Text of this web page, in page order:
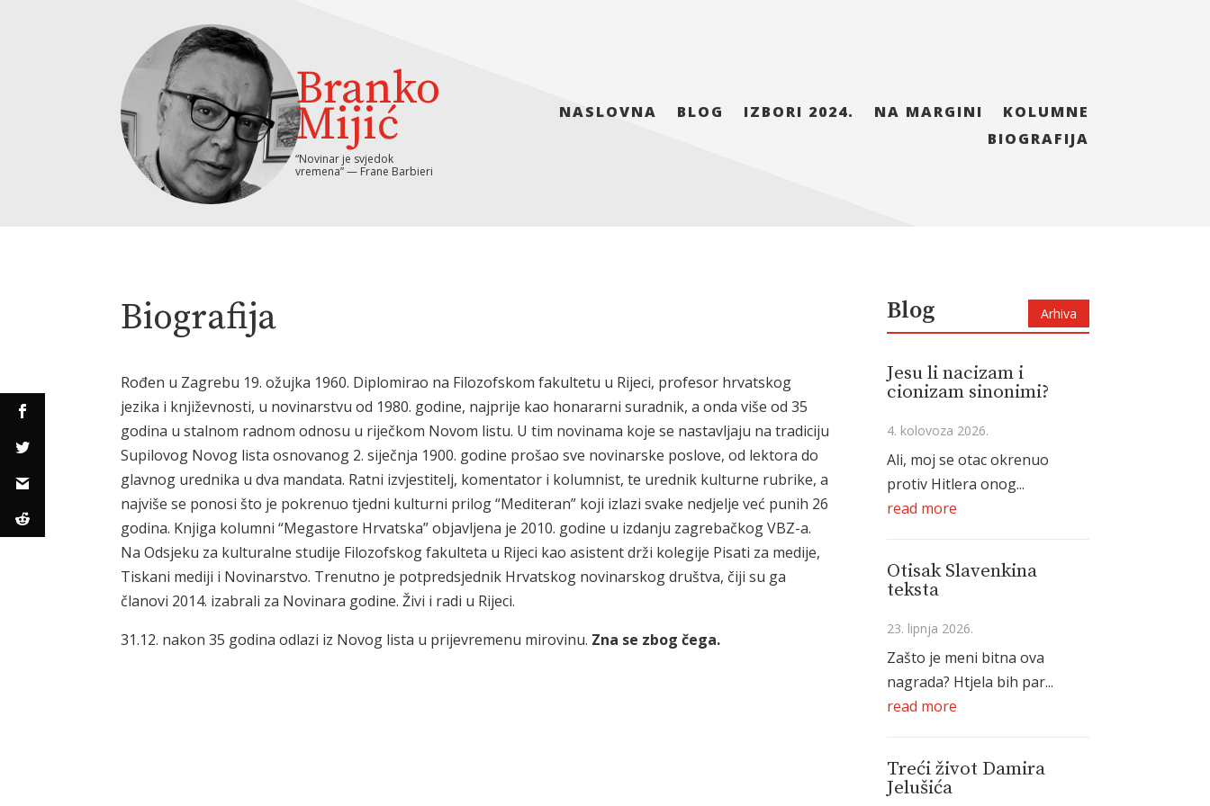
Branko
Mijić
“Novinar je svjedok
vremena” — Frane Barbieri
NASLOVNA BLOG IZBORI 2024. NA MARGINI
KOLUMNE
BIOGRAFIJA
Biografija
Rođen u Zagrebu 19. ožujka 1960. Diplomirao na Filozofskom fakultetu u Rijeci, profesor hrvatskog
jezika i književnosti, u novinarstvu od 1980. godine, najprije kao honararni suradnik, a onda više od 35
godina u stalnom radnom odnosu u riječkom Novom listu. U tim novinama koje se nastavljaju na tradiciju
Supilovog Novog lista osnovanog 2. siječnja 1900. godine prošao sve novinarske poslove, od lektora do
glavnog urednika u dva mandata. Ratni izvjestitelj, komentator i kolumnist, te urednik kulturne rubrike, a
najviše se ponosi što je pokrenuo tjedni kulturni prilog “Mediteran” koji izlazi svake nedjelje već punih 26
godina. Knjiga kolumni “Megastore Hrvatska” objavljena je 2010. godine u izdanju zagrebačkog VBZ-a.
Na Odsjeku za kulturalne studije Filozofskog fakulteta u Rijeci kao asistent drži kolegije Pisati za medije,
Tiskani mediji i Novinarstvo. Trenutno je potpredsjednik Hrvatskog novinarskog društva, čiji su ga
članovi 2014. izabrali za Novinara godine. Živi i radi u Rijeci.
31.12. nakon 35 godina odlazi iz Novog lista u prijevremenu mirovinu. Zna se zbog čega.
Blog Arhiva
Jesu li nacizam i
cionizam sinonimi?
4. kolovoza 2026.
Ali, moj se otac okrenuo
protiv Hitlera onog...
read more
Otisak Slavenkina
teksta
23. lipnja 2026.
Zašto je meni bitna ova
nagrada? Htjela bih par...
read more
Treći život Damira
Jelušića